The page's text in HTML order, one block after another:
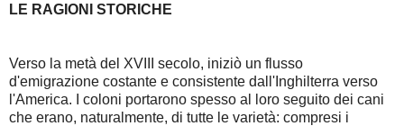
LE RAGIONI STORICHE
Verso la metà del XVIII secolo, iniziò un flusso
d'emigrazione costante e consistente dall'Inghilterra verso
l'America. I coloni portarono spesso al loro seguito dei cani
che erano, naturalmente, di tutte le varietà: compresi i